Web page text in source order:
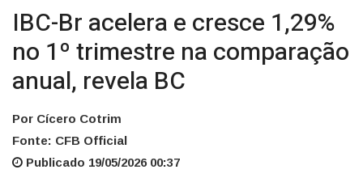
IBC-Br acelera e cresce 1,29%
no 1º trimestre na comparação
anual, revela BC
Por Cícero Cotrim
Fonte: CFB Official
Publicado 19/05/2026 00:37